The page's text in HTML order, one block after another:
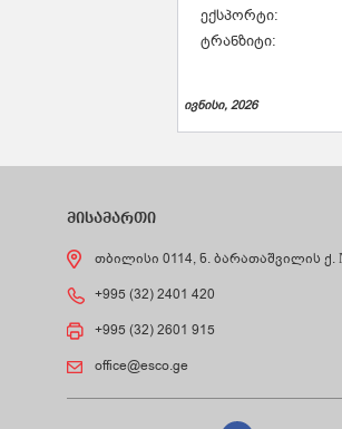
ექსპორტი:
ტრანზიტი:
ივნისი, 2026
მისამართი
თბილისი 0114, ნ. ბარათაშვილის ქ.
+995 (32) 2401 420
+995 (32) 2601 915
office@esco.ge